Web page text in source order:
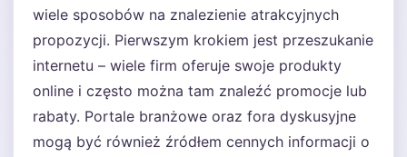
wiele sposobów na znalezienie atrakcyjnych
propozycji. Pierwszym krokiem jest przeszukanie
internetu – wiele firm oferuje swoje produkty
online i często można tam znaleźć promocje lub
rabaty. Portale branżowe oraz fora dyskusyjne
mogą być również źródłem cennych informacji o